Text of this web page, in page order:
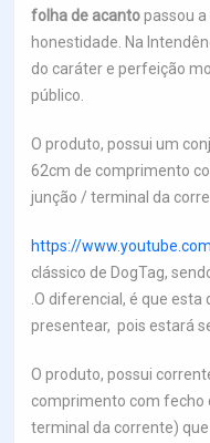
folha de acantopassou a
honestidade. Na
do caráter e perfeição
público.
O produto, possui um
62cm de comprimento
junção / terminal da
https://
clássico de DogTag,
.O diferencial, é que esta
presentear, pois estará
O produto, possui
comprimento com fecho
terminal da corrente)